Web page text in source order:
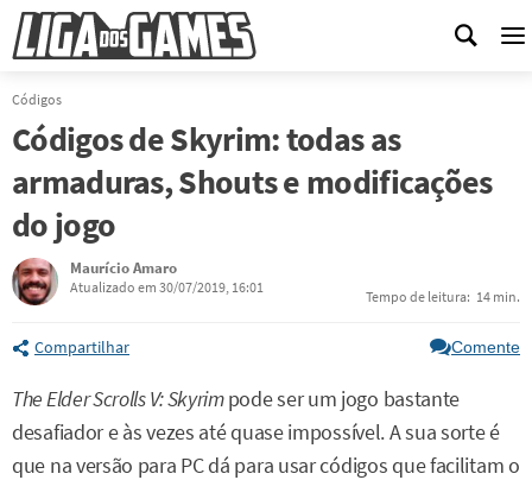
Códigos
Códigos de Skyrim: todas as
armaduras, Shouts e modificações
do jogo
Maurício Amaro
Atualizado em 30/07/2019, 16:01
Tempo de leitura: 14 min.
Compartilhar Comente
The Elder Scrolls V: Skyrimpode ser um jogo bastante
desafiador e às vezes até quase impossível. A sua sorte é
que na versão para PC dá para usar códigos que facilitam o